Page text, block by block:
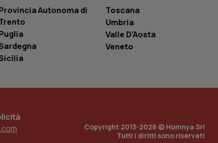
Autonoma di
Toscana
Umbria
Valle D’Aosta
Veneto
Copyright 2013-2026 © Homnya Srl
Tutti i diritti sono riservati
per mantenere
incorporati
del sito web sta
di
traccia
incorporati
del sito web sta
di
per abilitare il